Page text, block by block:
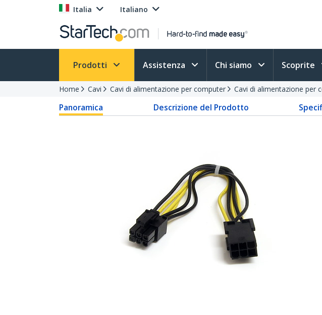
Italia Italiano
Prodotti Assistenza Chi siamo Scoprite
Home Cavi Cavi di alimentazione per computer Cavi di alimentazione per
Panoramica Descrizione del Prodotto